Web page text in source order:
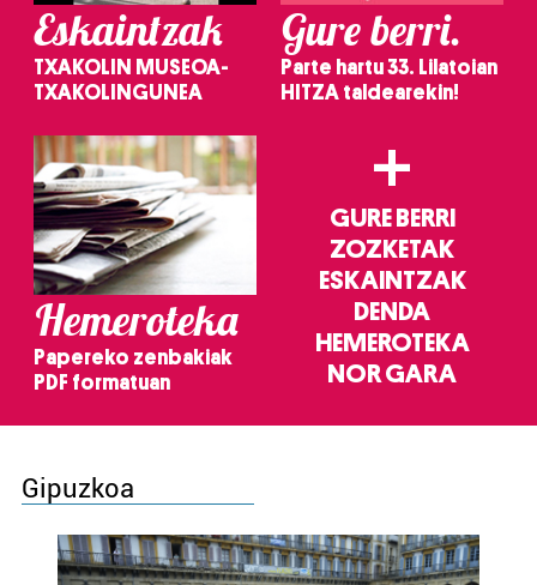
Eskaintzak
TXAKOLIN MUSEOA-
TXAKOLINGUNEA
Gure berri.
Parte hartu 33. Lilatoian
HITZA taldearekin!
Hemeroteka
Papereko zenbakiak
PDF formatuan
+
GURE BERRI
ZOZKETAK
ESKAINTZAK
DENDA
HEMEROTEKA
NOR GARA
Gipuzkoa